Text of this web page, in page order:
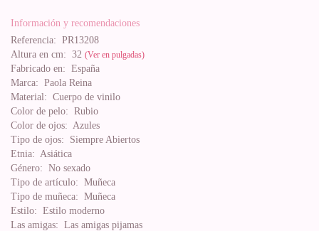
Información y recomendaciones
Referencia: PR13208
Altura en cm: 32 (Ver en pulgadas)
Fabricado en: España
Marca: Paola Reina
Material: Cuerpo de vinilo
Color de pelo: Rubio
Color de ojos: Azules
Tipo de ojos: Siempre Abiertos
Etnia: Asiática
Género: No sexado
Tipo de artículo: Muñeca
Tipo de muñeca: Muñeca
Estilo: Estilo moderno
Las amigas: Las amigas pijamas